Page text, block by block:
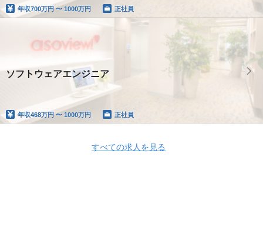
年収700万円 〜 1000万円 正社員
ソフトウェアエンジニア
年収468万円 〜 1000万円 正社員
すべての求人を見る